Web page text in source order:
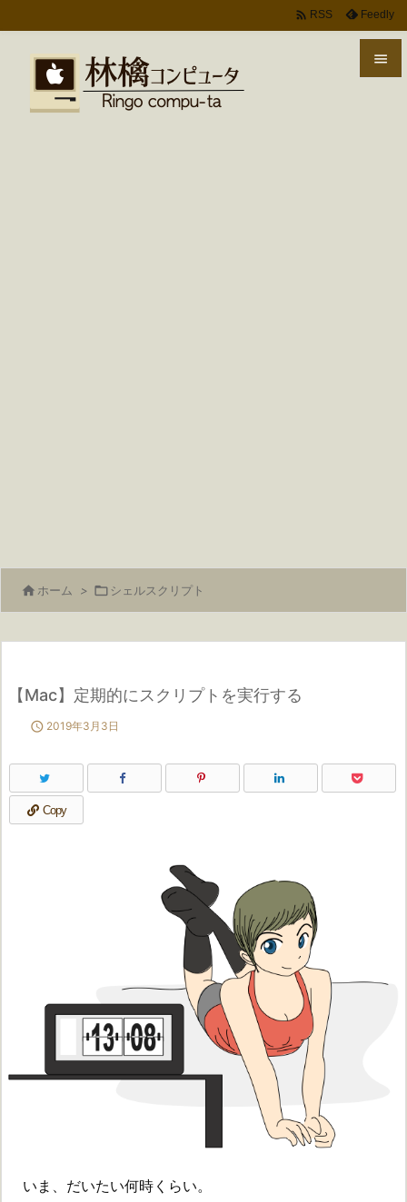

 RSS Feedly
 ホーム > シェルスクリプト
【Mac】定期的にスクリプトを実行する
 2019年3月3日
Copy
いま、だいたい何時くらい。